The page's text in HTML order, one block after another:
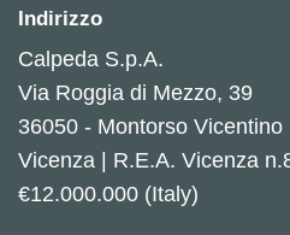
Indirizzo
Calpeda S.p.A.
Via Roggia di Mezzo, 39
36050 - Montorso Vicentino
Vicenza | R.E.A. Vicenza
€12.000.000 (Italy)